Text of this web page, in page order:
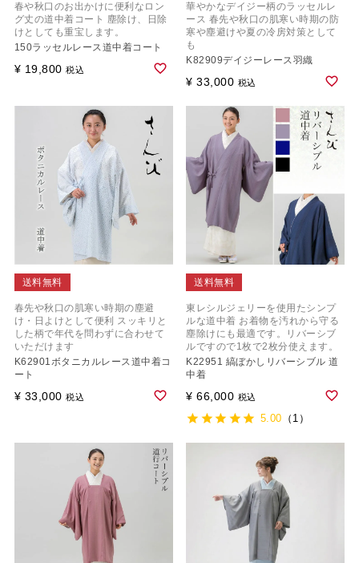
春や秋口のお出かけに便利なロン
グ丈の道中着コート 塵除け、日除
けとしても重宝します。
150ラッセルレース道中着コート
¥ 19,800 税込
華やかなデイジー柄のラッセルレ
ース 春先や秋口の肌寒い時期の防
寒や塵避けや夏の冷房対策として
も
K82909デイジーレース羽織
¥ 33,000 税込
送料無料
春先や秋口の肌寒い時期の塵避
け・日よけとして便利 スッキリと
した柄で年代を問わずに合わせて
いただけます
K62901ボタニカルレース道中着コ
ート
¥ 33,000 税込
送料無料
東レシルジェリーを使用たシンプ
ルな道中着 お着物を汚れから守る
塵除けにも最適です。リバーシブ
ルですので1枚で2枚分使えます。
K22951 縞ぼかしリバーシブル 道
中着
¥ 66,000 税込
5.00 （1）